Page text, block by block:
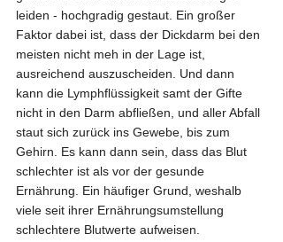
leiden - hochgradig gestaut. Ein großer
Faktor dabei ist, dass der Dickdarm bei den
meisten nicht meh in der Lage ist,
ausreichend auszuscheiden. Und dann
kann die Lymphflüssigkeit samt der Gifte
nicht in den Darm abfließen, und aller Abfall
staut sich zurück ins Gewebe, bis zum
Gehirn. Es kann dann sein, dass das Blut
schlechter ist als vor der gesunde
Ernährung. Ein häufiger Grund, weshalb
viele seit ihrer Ernährungsumstellung
schlechtere Blutwerte aufweisen.